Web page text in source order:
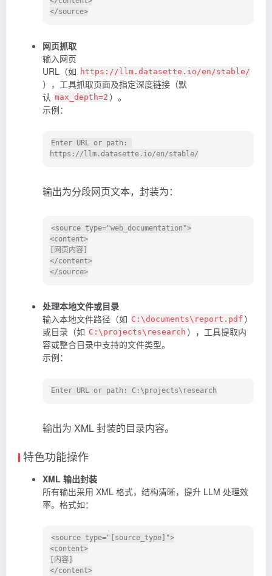
网页抓取
输入网页
URL（如 https://llm.datasette.io/en/stable/
），工具抓取页面及指定深度链接（默
认 max_depth=2 ）。
示例：
Enter URL or path:
输出为分段网页文本，封装为：
<source type="web_documentation">
<content>
[网页内容]
</content>
处理本地文件或目录
输入本地文件路径（如 C:\documents\report.pdf ）
或目录（如 C:\projects\research ），工具提取内
容或整合目录中支持的文件类型。
示例：
输出为 XML 封装的目录内容。
特色功能操作
XML 输出封装
所有输出采用 XML 格式，结构清晰，提升 LLM 处理效
率。格式如：
<source type="[source_type]">
<content>
[内容]
</content>